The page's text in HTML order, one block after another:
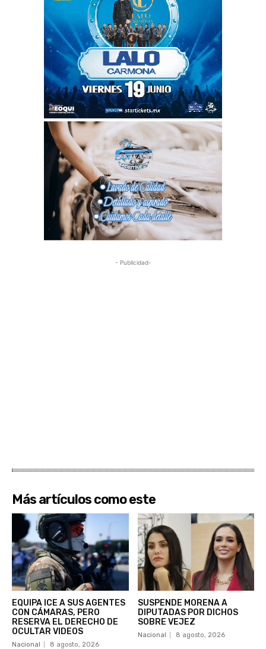
- Publicidad-
Más artículos como este
EQUIPA ICE A SUS AGENTES
CON CÁMARAS, PERO
RESERVA EL DERECHO DE
OCULTAR VIDEOS
Nacional 8 agosto, 2026
SUSPENDE MORENA A
DIPUTADAS POR DICHOS
SOBRE VEJEZ
Nacional 8 agosto, 2026